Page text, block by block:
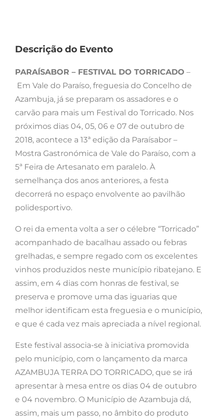
Descrição do Evento
PARAÍSABOR – FESTIVAL DO TORRICADO –
Em Vale do Paraíso, freguesia do Concelho de
Azambuja, já se preparam os assadores e o
carvão para mais um Festival do Torricado. Nos
próximos dias 04, 05, 06 e 07 de outubro de
2018, acontece a 13ª edição da Paraísabor –
Mostra Gastronómica de Vale do Paraíso, com a
5ª Feira de Artesanato em paralelo. À
semelhança dos anos anteriores, a festa
decorrerá no espaço envolvente ao pavilhão
polidesportivo.
O rei da ementa volta a ser o célebre “Torricado”
acompanhado de bacalhau assado ou febras
grelhadas, e sempre regado com os excelentes
vinhos produzidos neste município ribatejano. E
assim, em 4 dias com honras de festival, se
preserva e promove uma das iguarias que
melhor identificam esta freguesia e o município,
e que é cada vez mais apreciada a nível regional.
Este festival associa-se à iniciativa promovida
pelo município, com o lançamento da marca
AZAMBUJA TERRA DO TORRICADO, que se irá
apresentar à mesa entre os dias 04 de outubro
e 04 novembro. O Município de Azambuja dá,
assim, mais um passo, no âmbito do produto